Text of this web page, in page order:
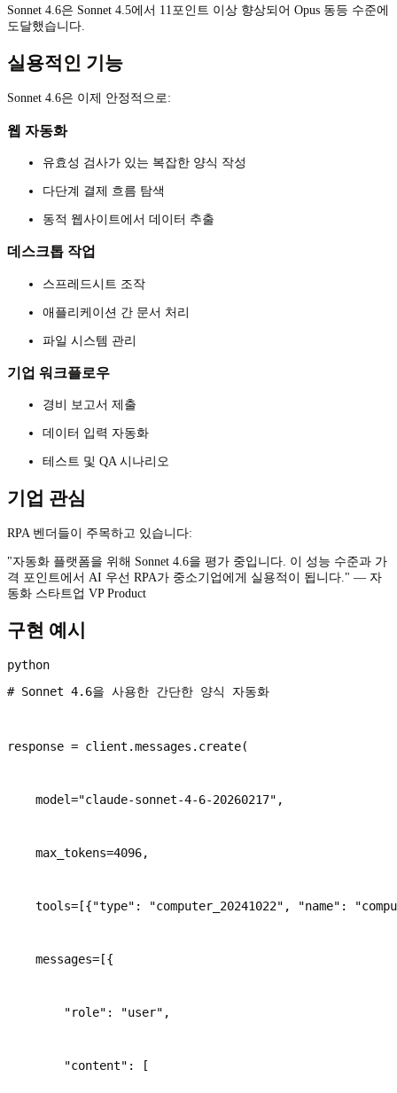
Sonnet 4.6은 Sonnet 4.5에서 11포인트 이상 향상되어 Opus 동등 수준에
도달했습니다.
실용적인 기능
Sonnet 4.6은 이제 안정적으로:
웹 자동화
유효성 검사가 있는 복잡한 양식 작성
다단계 결제 흐름 탐색
동적 웹사이트에서 데이터 추출
데스크톱 작업
스프레드시트 조작
애플리케이션 간 문서 처리
파일 시스템 관리
기업 워크플로우
경비 보고서 제출
데이터 입력 자동화
테스트 및 QA 시나리오
기업 관심
RPA 벤더들이 주목하고 있습니다:
"자동화 플랫폼을 위해 Sonnet 4.6을 평가 중입니다. 이 성능 수준과 가
격 포인트에서 AI 우선 RPA가 중소기업에게 실용적이 됩니다." — 자
동화 스타트업 VP Product
구현 예시
# Sonnet 4.6을 사용한 간단한 양식 자동화
response = client.messages.create(
    model="claude-sonnet-4-6-20260217",
    max_tokens=4096,
tools=[{"type": "computer_20241022", "name":
    messages=[{
        "role": "user",
        "content": [